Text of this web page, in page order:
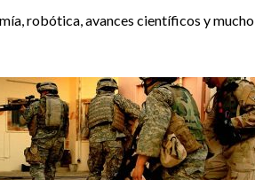
robótica, avances científicos y mucho